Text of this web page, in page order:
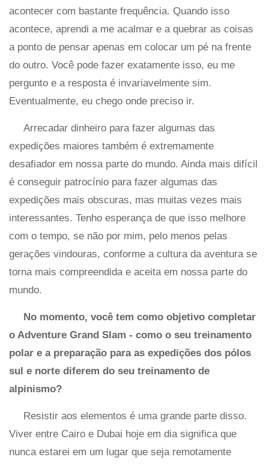
acontecer com bastante frequência. Quando isso
acontece, aprendi a me acalmar e a quebrar as coisas
a ponto de pensar apenas em colocar um pé na frente
do outro. Você pode fazer exatamente isso, eu me
pergunto e a resposta é invariavelmente sim.
Eventualmente, eu chego onde preciso ir.
Arrecadar dinheiro para fazer algumas das
expedições maiores também é extremamente
desafiador em nossa parte do mundo. Ainda mais difícil
é conseguir patrocínio para fazer algumas das
expedições mais obscuras, mas muitas vezes mais
interessantes. Tenho esperança de que isso melhore
com o tempo, se não por mim, pelo menos pelas
gerações vindouras, conforme a cultura da aventura se
torna mais compreendida e aceita em nossa parte do
mundo.
No momento, você tem como objetivo completar
o Adventure Grand Slam - como o seu treinamento
polar e a preparação para as expedições dos pólos
sul e norte diferem do seu treinamento de
alpinismo?
Resistir aos elementos é uma grande parte disso.
Viver entre Cairo e Dubai hoje em dia significa que
nunca estarei em um lugar que seja remotamente